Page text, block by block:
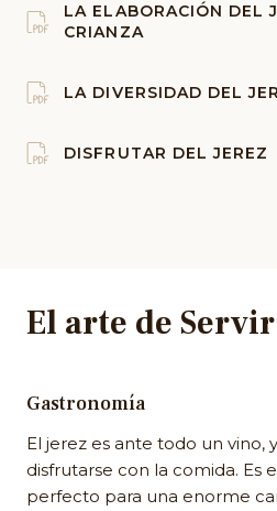
LA ELABORACIÓN DEL
CRIANZA
LA DIVERSIDAD DEL
DISFRUTAR DEL JEREZ
El arte de
Gastronomía
El jerez es ante todo un vino,
disfrutarse con la comida. Es
perfecto para una enorme